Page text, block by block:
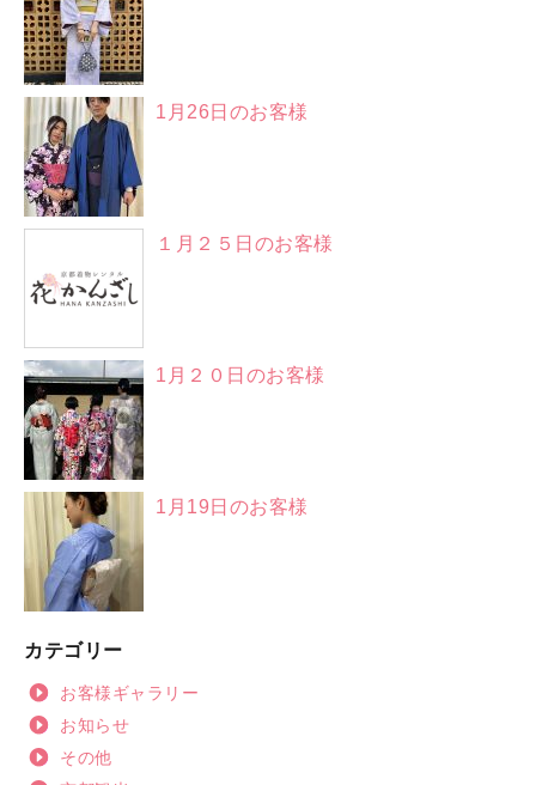
1月26日のお客様
１月２５日のお客様
1月２０日のお客様
1月19日のお客様
カテゴリー
お客様ギャラリー
お知らせ
その他